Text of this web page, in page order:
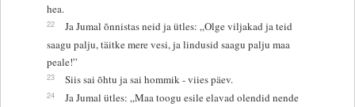
hea.
22
Ja Jumal õnnistas neid ja ütles: „Olge viljakad ja teid
saagu palju, täitke mere vesi, ja lindusid saagu palju maa
peale!”
23 Siis sai õhtu ja sai hommik - viies päev.
24
Ja Jumal ütles: „Maa toogu esile elavad olendid nende